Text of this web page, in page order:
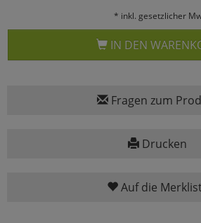
* inkl. gesetzlicher
IN DEN
Fragen zum
Drucken
Auf die
zurückzu